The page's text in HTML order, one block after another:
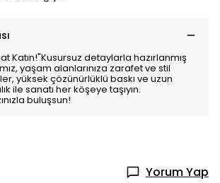
Katın!"Kusursuz detaylarla hazırlanmış
yaşam alanlarınıza zarafet ve stil
yüksek çözünürlüklü baskı ve uzun
ile sanatı her köşeye taşıyın.
buluşsun!
Yorum Yap